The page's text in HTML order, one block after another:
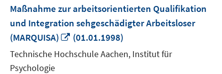
Maßnahme zur arbeitsorientierten Qualifikation
und Integration sehgeschädigter Arbeitsloser
(MARQUISA)
In
neuem
Fenster
(01.01.1998)
Technische Hochschule Aachen, Institut für
Psychologie